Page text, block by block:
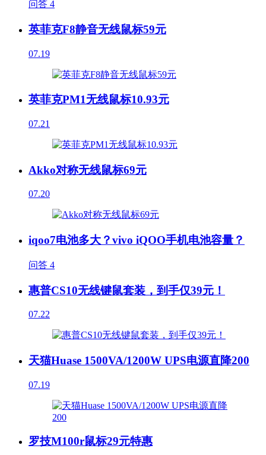
问答 4
英菲克F8静音无线鼠标59元
07.19
英菲克PM1无线鼠标10.93元
07.21
Akko对称无线鼠标69元
07.20
iqoo7电池多大？vivo iQOO手机电池容量？
问答 4
惠普CS10无线键鼠套装，到手仅39元！
07.22
天猫Huase 1500VA/1200W UPS电源直降200
07.19
罗技M100r鼠标29元特惠